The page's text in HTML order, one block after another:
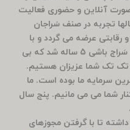
آنلاین و حضوری فعالیت
تجربه در صنف سَراجان
رقابتی عرضه می گردد و با
حمایت شما مشتریان گرامی، مجموعه سَراج باشی 5 ساله شد که بی
تک تک شما عزیزان هستیم.
سرمایه ما بوده است. ما
شما می می مانیم. پنج سال
تا با گرفتن مجوزهای